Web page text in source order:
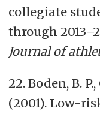
collegiate
through
Journal of
22. Boden, B.
(2001). Low-